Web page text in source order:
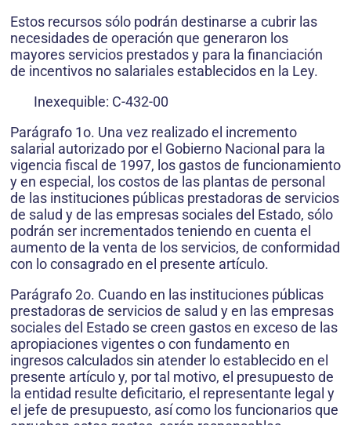
Estos recursos sólo podrán destinarse a cubrir las
necesidades de operación que generaron los
mayores servicios prestados y para la financiación
de incentivos no salariales establecidos en la Ley.
Inexequible: C-432-00
Parágrafo 1o. Una vez realizado el incremento
salarial autorizado por el Gobierno Nacional para la
vigencia fiscal de 1997, los gastos de funcionamiento
y en especial, los costos de las plantas de personal
de las instituciones públicas prestadoras de servicios
de salud y de las empresas sociales del Estado, sólo
podrán ser incrementados teniendo en cuenta el
aumento de la venta de los servicios, de conformidad
con lo consagrado en el presente artículo.
Parágrafo 2o. Cuando en las instituciones públicas
prestadoras de servicios de salud y en las empresas
sociales del Estado se creen gastos en exceso de las
apropiaciones vigentes o con fundamento en
ingresos calculados sin atender lo establecido en el
presente artículo y, por tal motivo, el presupuesto de
la entidad resulte deficitario, el representante legal y
el jefe de presupuesto, así como los funcionarios que